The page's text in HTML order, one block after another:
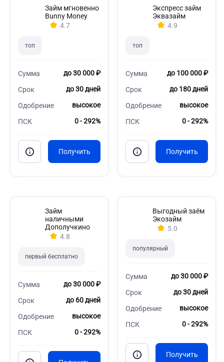
Займ мгновенно
Bunny Money
4.7
топ
Сумма до 30 000 ₽
Срок до 30 дней
Одобрение высокое
ПСК 0 - 292%
Экспресс займ
Эквазайм
4.9
топ
Сумма до 100 000 ₽
Срок до 180 дней
Одобрение высокое
ПСК 0 - 292%
Займ
наличными
Дополучкино
4.8
первый бесплатно
Сумма до 30 000 ₽
Срок до 60 дней
Одобрение высокое
ПСК 0 - 292%
Выгодный заём
Экозайм
5.0
популярный
Сумма до 30 000 ₽
Срок до 30 дней
Одобрение высокое
ПСК 0 - 292%